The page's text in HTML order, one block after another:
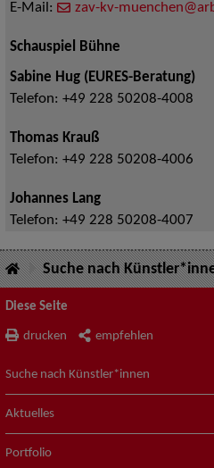
E-Mail:
zav-kv-
Schauspiel Bühne
Sabine Hug (EURES-Beratung)
Telefon: +49 228 50208-4008
Thomas Krauß
Telefon: +49 228 50208-4006
Johannes Lang
Telefon: +49 228 50208-4007
Suche nach
Diese Seite
drucken empfehlen
Suche nach Künstler*innen
Aktuelles
Portfolio